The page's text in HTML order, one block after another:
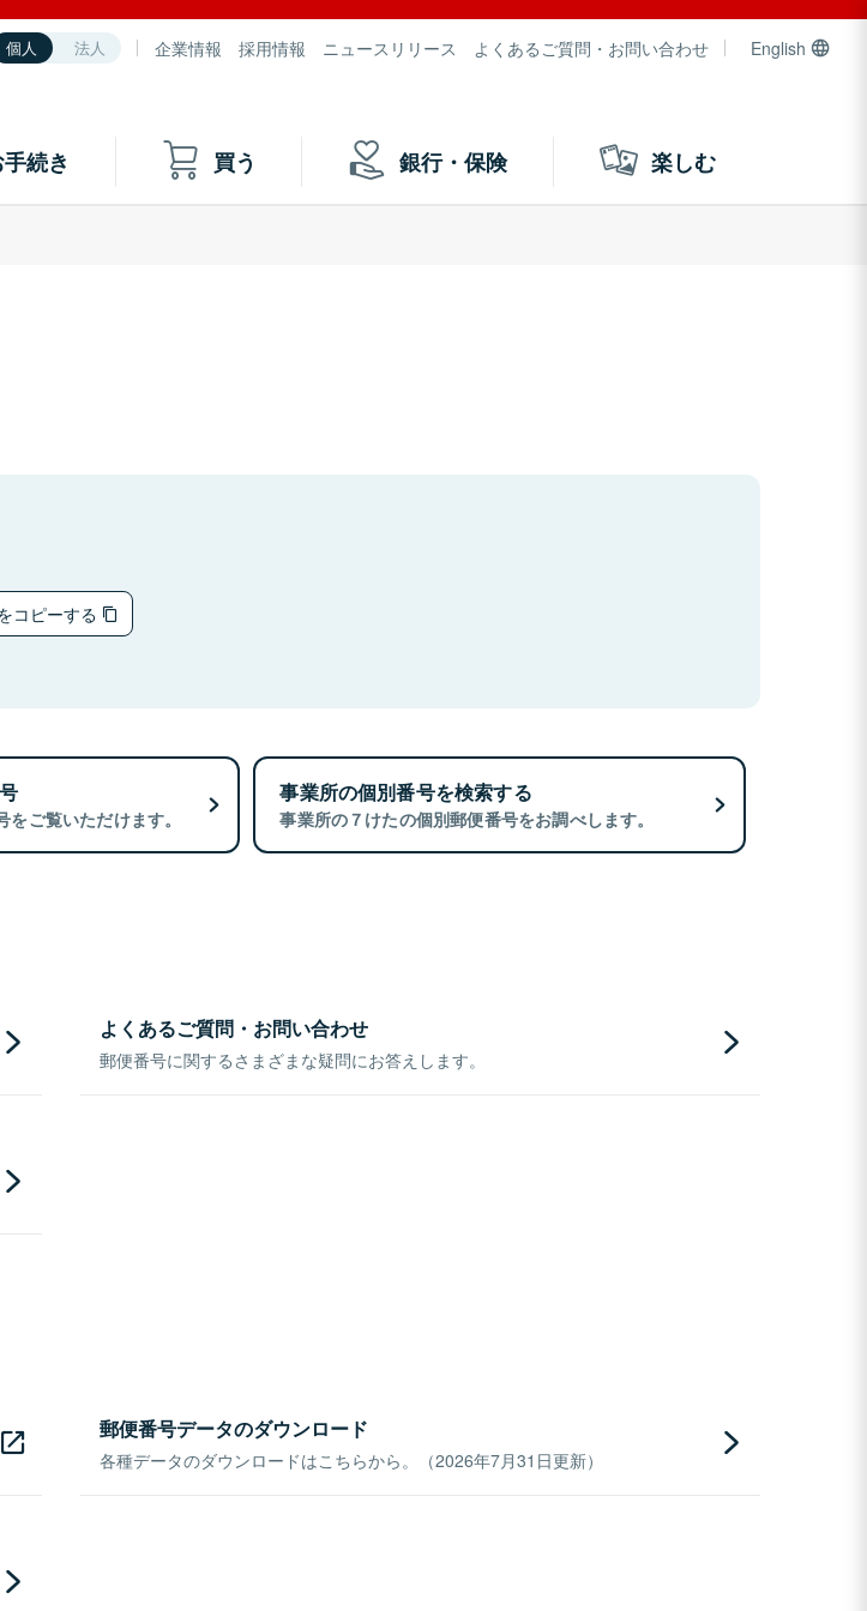
個人 法人 企業情報 採用情報 ニュースリリース よくあるご質問・お問い合わせ English
続き 買う 銀行・保険 楽しむ
コピーする
ご覧いただけます。
事業所の個別番号を検索する
事業所の７けたの個別郵便番号をお調べします。
よくあるご質問・お問い合わせ
郵便番号に関するさまざまな疑問にお答えします。
郵便番号データのダウンロード
各種データのダウンロードはこちらから。（2026年7月31日更新）